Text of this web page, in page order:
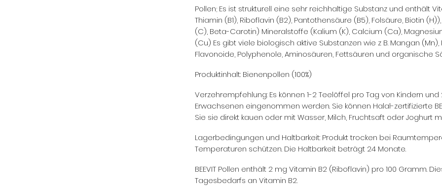
Pollen; Es ist strukturell eine sehr reichhaltige Substanz und enthält
Thiamin (B1), Riboflavin (B2), Pantothensäure (B5), Folsäure, Biotin
(C), Beta-Carotin) Mineralstoffe (Kalium (K), Calcium (Ca),
(Cu) Es gibt viele biologisch aktive Substanzen wie z B. Mangan
Flavonoide, Polyphenole, Aminosäuren, Fettsäuren und organische
Produktinhalt: Bienenpollen (100%)
Verzehrempfehlung: Es können 1-2 Teelöffel pro Tag von Kindern
Erwachsenen eingenommen werden. Sie können Halal-zertifizierte
Sie sie direkt kauen oder mit Wasser, Milch, Fruchtsaft oder Joghurt
Lagerbedingungen und Haltbarkeit: Produkt trocken bei
Temperaturen schützen. Die Haltbarkeit beträgt 24 Monate.
BEEVIT Pollen enthält 2 mg Vitamin B2 (Riboflavin) pro 100 Gramm.
Tagesbedarfs an Vitamin B2.